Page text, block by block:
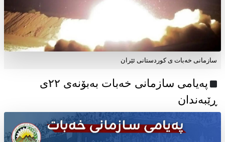
سازمانی خەبات ی کوردستانی ئێران
پەیامی سازمانی خەبات بەبۆنەی ۲۲ی
ڕێبەندان